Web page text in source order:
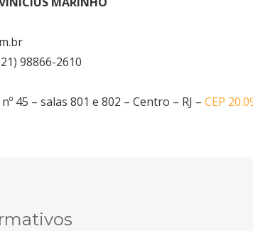
98866-2610
45 – salas 801 e 802 – Centro – RJ – CEP